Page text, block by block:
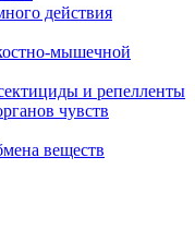
действия
мышечной
и репелленты
чувств
веществ